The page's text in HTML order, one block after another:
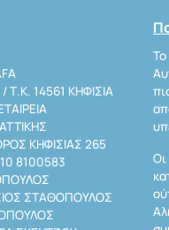
14561 ΚΗΦΙΣΙΑ
ΚΗΦΙΣΙΑΣ 265
8100583
ΣΤΑΘΟΠΟΥΛΟΣ
Το